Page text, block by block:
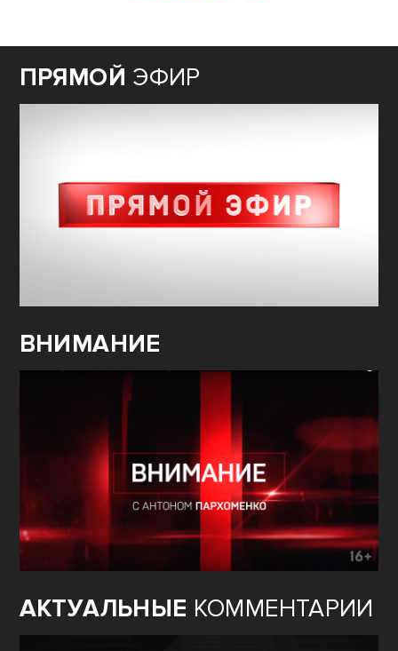
ПРЯМОЙ ЭФИР
ВНИМАНИЕ
АКТУАЛЬНЫЕ КОММЕНТАРИИ